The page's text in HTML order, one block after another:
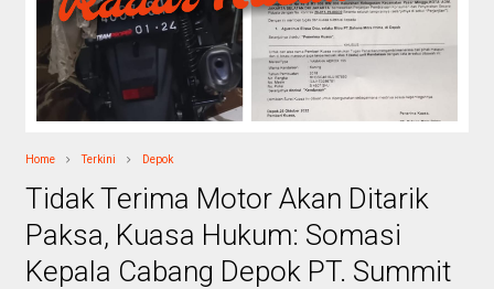
Home Terkini Depok
Tidak Terima Motor Akan Ditarik
Paksa, Kuasa Hukum: Somasi
Kepala Cabang Depok PT. Summit